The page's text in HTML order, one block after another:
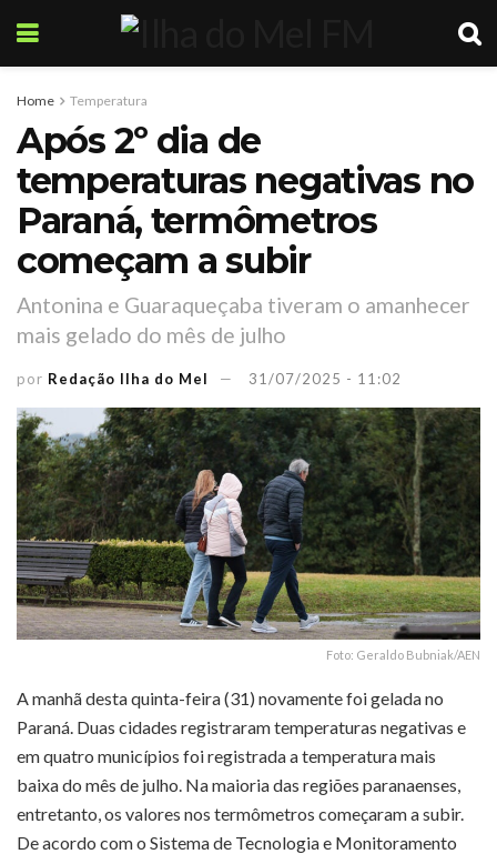
Home Temperatura
Após 2º dia de
temperaturas negativas no
Paraná, termômetros
começam a subir
Antonina e Guaraqueçaba tiveram o amanhecer
mais gelado do mês de julho
por Redação Ilha do Mel 31/07/2025 - 11:02
Foto: Geraldo Bubniak/AEN
A manhã desta quinta-feira (31) novamente foi gelada no
Paraná. Duas cidades registraram temperaturas negativas e
em quatro municípios foi registrada a temperatura mais
baixa do mês de julho. Na maioria das regiões paranaenses,
entretanto, os valores nos termômetros começaram a subir.
De acordo com o Sistema de Tecnologia e Monitoramento